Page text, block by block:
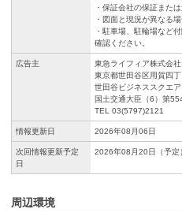
・保証会社の保証また
・図面と現況が異なる
・駐車場、駐輪場など
確認ください。
広告主
東急ライフィア株式会社
東京都世田谷区用賀四
世田谷ビジネススクエ
国土交通大臣（6）第
TEL 03(5797)2121
情報更新日 2026年08月06日
次回情報更新予定
日
2026年08月20日（予定
周辺環境